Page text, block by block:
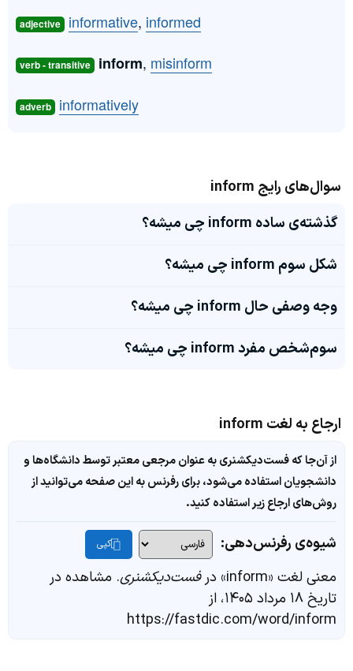
adjective informative, informed
verb - transitive inform, misinform
adverb informatively
سوال‌های رایج inform
گذشته‌ی ساده inform چی میشه؟
شکل سوم inform چی میشه؟
وجه وصفی حال inform چی میشه؟
سوم‌شخص مفرد inform چی میشه؟
ارجاع به لغت inform
از آن‌جا که فست‌دیکشنری به عنوان مرجعی معتبر توسط دانشگاه‌ها و
دانشجویان استفاده می‌شود، برای رفرنس به این صفحه می‌توانید از
روش‌های ارجاع زیر استفاده کنید.
شیوه‌ی رفرنس‌دهی: کپی
معنی لغت «inform» در فست‌دیکشنری. مشاهده در
تاریخ ۱۸ مرداد ۱۴۰۵، از
https://fastdic.com/word/inform